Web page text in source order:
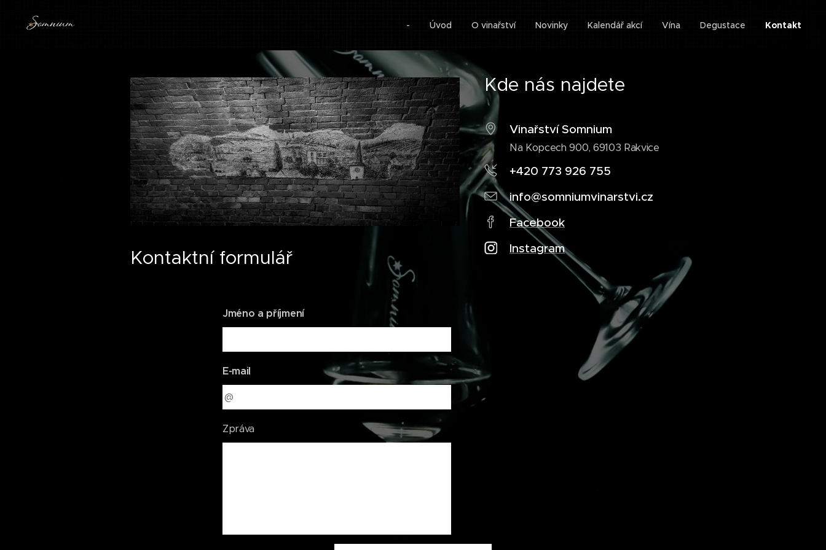
- Úvod O vinařství Novinky Kalendář akcí Vína Degustace Kontakt
Kontaktní formulář
Kde nás najdete
Vinařství Somnium
Na Kopcech 900, 69103 Rakvice
+420 773 926 755
info@somniumvinarstvi.cz
Facebook
Instagram
Jméno a příjmení
E-mail
Zpráva